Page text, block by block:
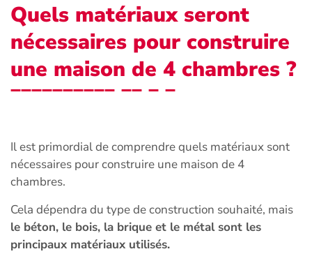
Quels matériaux seront
nécessaires pour construire
une maison de 4 chambres ?
Il est primordial de comprendre quels matériaux sont
nécessaires pour construire une maison de 4
chambres.
Cela dépendra du type de construction souhaité, mais
le béton, le bois, la brique et le métal sont les
principaux matériaux utilisés.